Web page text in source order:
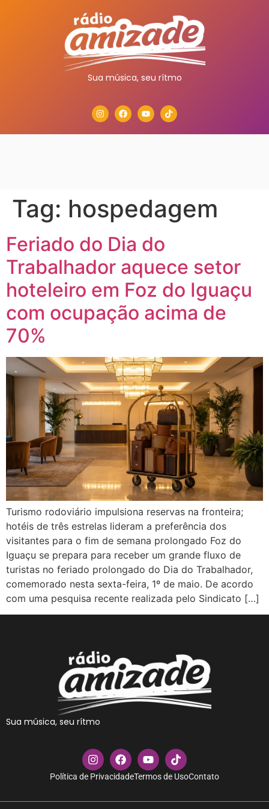
Sua música, seu rítmo
Tag: hospedagem
Feriado do Dia do
Trabalhador aquece setor
hoteleiro em Foz do Iguaçu
com ocupação acima de
70%
Turismo rodoviário impulsiona reservas na fronteira;
hotéis de três estrelas lideram a preferência dos
visitantes para o fim de semana prolongado Foz do
Iguaçu se prepara para receber um grande fluxo de
turistas no feriado prolongado do Dia do Trabalhador,
comemorado nesta sexta-feira, 1º de maio. De acordo
com uma pesquisa recente realizada pelo Sindicato […]
Sua música, seu rítmo
Política de PrivacidadeTermos de UsoContato